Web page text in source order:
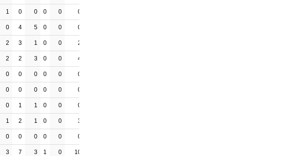
1 0 0 0 0 0
0 4 5 0 0 0
2 3 1 0 0 2
2 2 3 0 0 4
0 0 0 0 0 0
0 0 0 0 0 0
0 1 1 0 0 0
1 2 1 0 0 3
0 0 0 0 0 0
3 7 3 1 0 10